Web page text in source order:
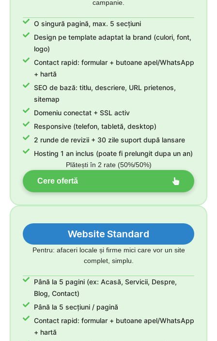
campanie.
O singură pagină, max. 5 secțiuni
Design pe template adaptat la brand (culori, font,
logo)
Contact rapid: formular + butoane apel/WhatsApp
+ hartă
SEO de bază: titlu, descriere, URL prietenos,
sitemap
Domeniu conectat + SSL activ
Responsive (telefon, tabletă, desktop)
2 runde de revizii + 30 zile suport după lansare
Hosting 1 an inclus (poate fi prelungit dupa un an)
Plătești în 2 rate (50%/50%)
Cere ofertă
Website Standard
Pentru: afaceri locale și firme mici care vor un site
complet, simplu.
Până la 5 pagini (ex: Acasă, Servicii, Despre,
Blog, Contact)
Până la 5 secțiuni / pagină
Contact rapid: formular + butoane apel/WhatsApp
+ hartă